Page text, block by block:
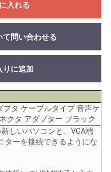
入れる
て問い合わせる
りに追加
プタ ケーブルタイプ 音声ケ
クタ アダプター ブラック
しいパソコンと、VGA端
ターを接続できるようにな